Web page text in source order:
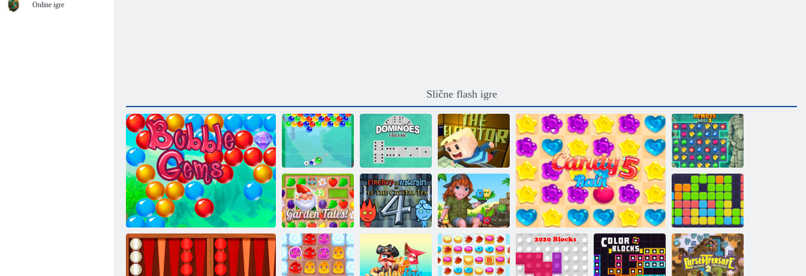
Slične flash igre
Milina mjehur Klasični domini Kogama: Lift Jewels Blitz 3
Vrtne priče Vatra i Voda 4 Prugasti otok
Jedanaest
jedanaest
Online igre